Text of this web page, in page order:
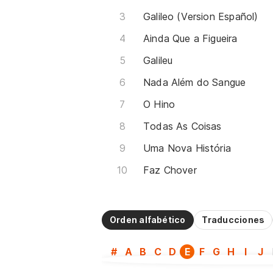
Galileo (Version Español)
Ainda Que a Figueira
Galileu
Nada Além do Sangue
O Hino
Todas As Coisas
Uma Nova História
Faz Chover
Orden alfabético Traducciones
# A B C D E F G H I J